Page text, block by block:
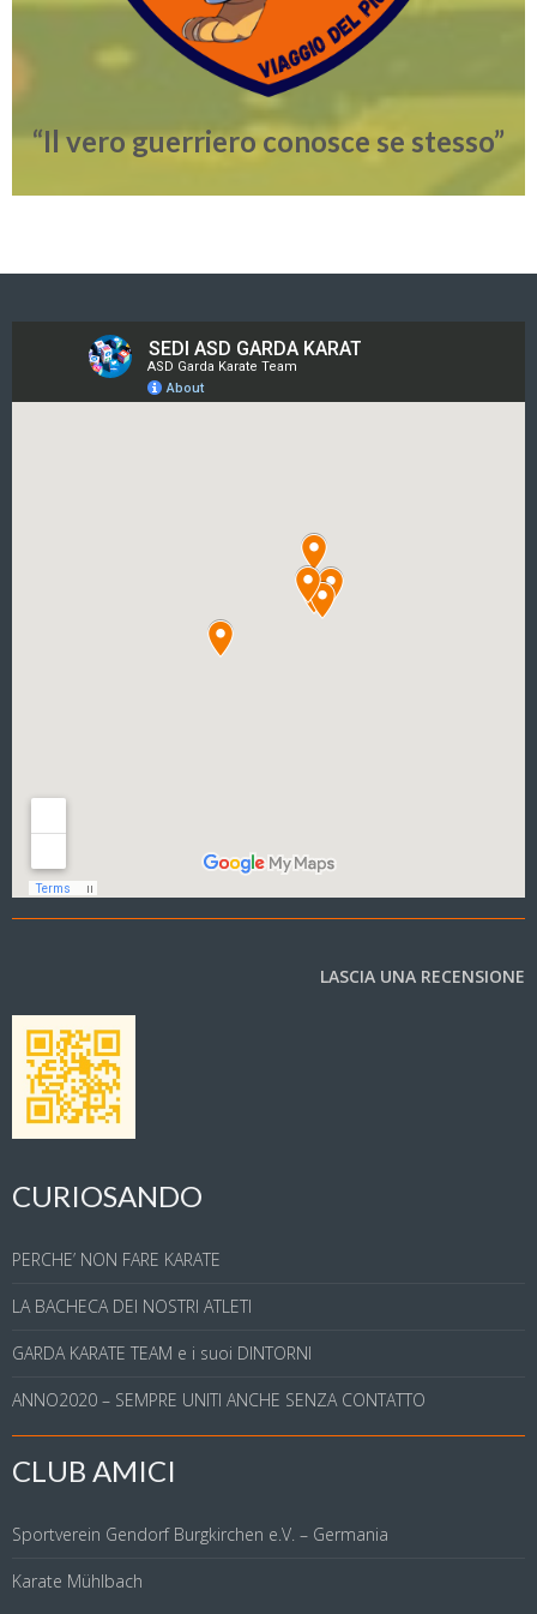
“Il vero guerriero conosce se stesso”
LASCIA UNA RECENSIONE
CURIOSANDO
PERCHE’ NON FARE KARATE
LA BACHECA DEI NOSTRI ATLETI
GARDA KARATE TEAM e i suoi DINTORNI
ANNO2020 – SEMPRE UNITI ANCHE SENZA CONTATTO
CLUB AMICI
Sportverein Gendorf Burgkirchen e.V. – Germania
Karate Mühlbach